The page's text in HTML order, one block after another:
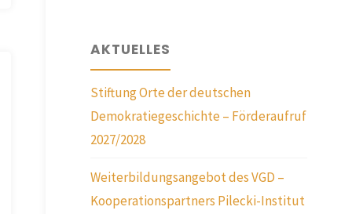
AKTUELLES
Stiftung Orte der deutschen
Demokratiegeschichte – Förderaufruf
2027/2028
Weiterbildungsangebot des VGD –
Kooperationspartners Pilecki-Institut